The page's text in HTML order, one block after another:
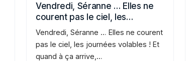
Vendredi, Séranne … Elles ne
courent pas le ciel, les…
Vendredi, Séranne … Elles ne courent
pas le ciel, les journées volables ! Et
quand à ça arrive,…